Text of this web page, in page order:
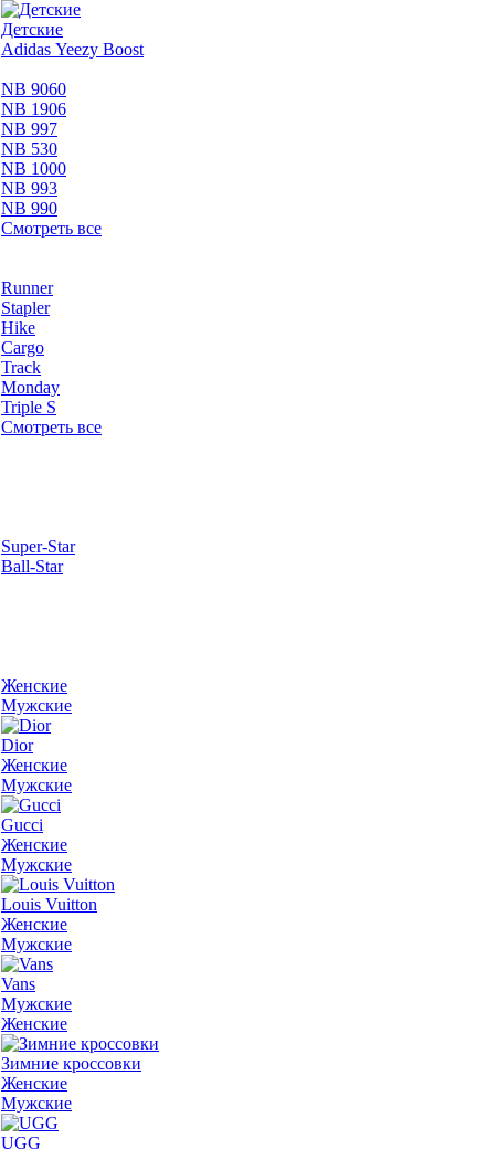
Детские
Adidas Yeezy Boost
NB 9060
NB 1906
NB 997
NB 530
NB 1000
NB 993
NB 990
Смотреть все
Runner
Stapler
Hike
Cargo
Track
Monday
Triple S
Смотреть все
Super-Star
Ball-Star
Женские
Мужские
Dior
Женские
Мужские
Gucci
Женские
Мужские
Louis Vuitton
Женские
Мужские
Vans
Мужские
Женские
Зимние кроссовки
Женские
Мужские
UGG